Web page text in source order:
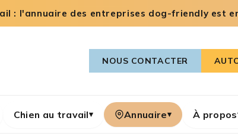
: l'annuaire des entreprises dog-friendly est
NOUS CONTACTER
Chien au travail▾ Annuaire▾ À propos